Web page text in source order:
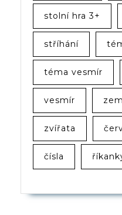
stolní hra 3+
stříhání
téma vesmír
vesmír
zvířata
čísla